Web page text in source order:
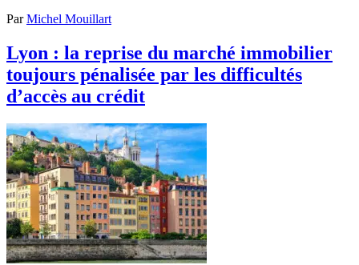
ParMichel Mouillart
Lyon : la reprise du marché immobilier
toujours pénalisée par les difficultés
d’accès au crédit